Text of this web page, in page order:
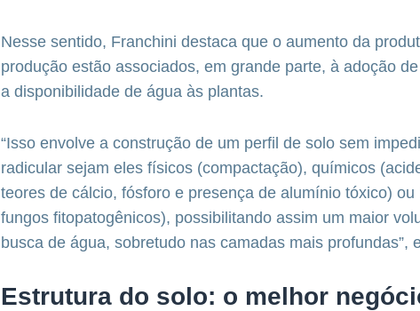
Nesse sentido, Franchini destaca que o aumento da
produção estão associados, em grande parte, à adoção
a disponibilidade de água às plantas.
“Isso envolve a construção de um perfil de solo sem
radicular sejam eles físicos (compactação), químicos
teores de cálcio, fósforo e presença de alumínio tóxico)
fungos fitopatogênicos), possibilitando assim um maior
busca de água, sobretudo nas camadas mais profundas”,
Estrutura do solo: o melhor